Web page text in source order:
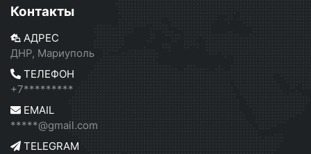
Контакты
АДРЕС
ДНР, Мариуполь
ТЕЛЕФОН
+7*********
EMAIL
*****@gmail.com
TELEGRAM